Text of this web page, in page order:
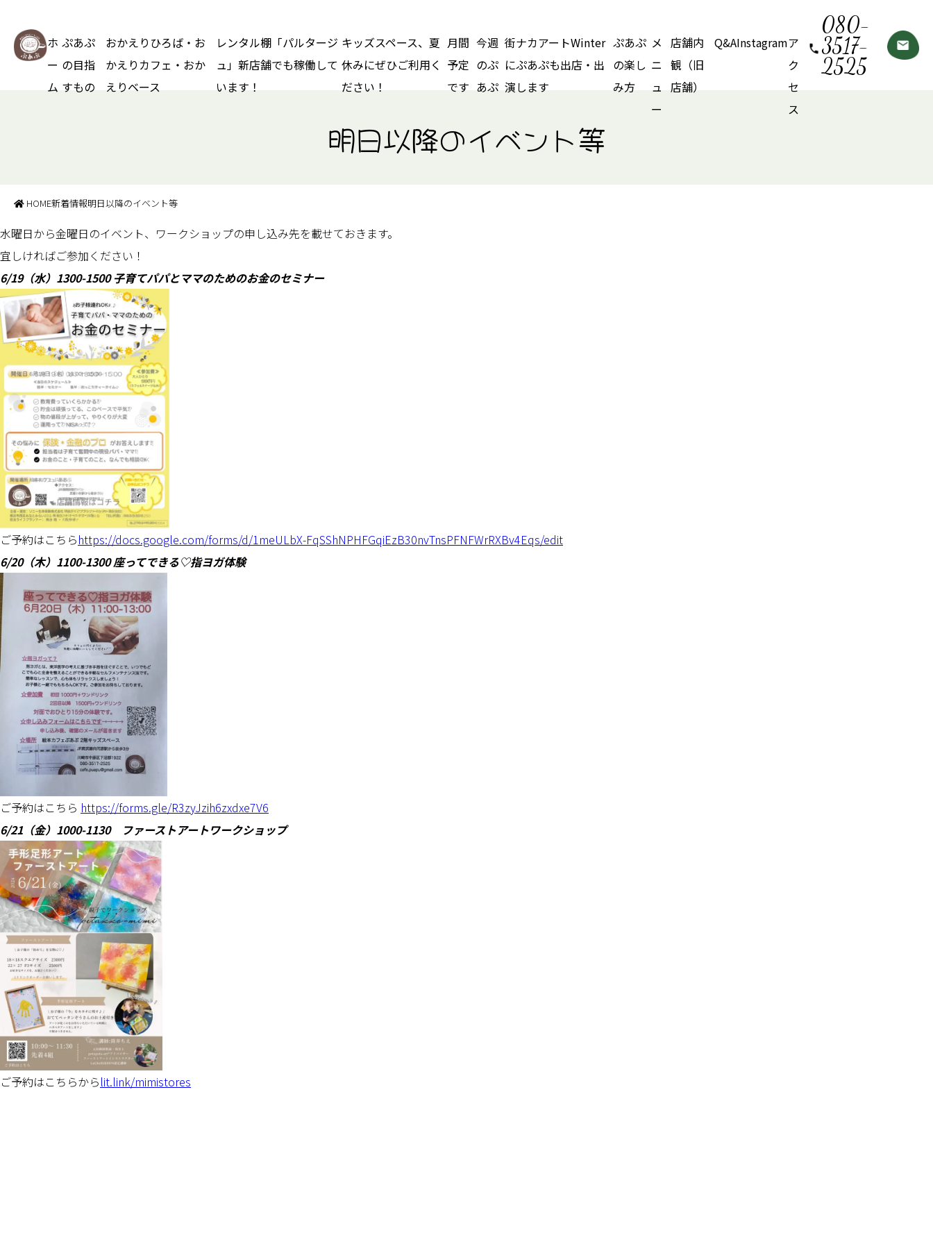
ホ
ー
ム
ぷあぷ
の目指
すもの
おかえりひろば・お
かえりカフェ・おか
えりベース
レンタル棚「パルタージ
ュ」新店舗でも稼働して
います！
キッズスペース、夏
休みにぜひご利用く
ださい！
月間
予定
です
今週
のぷ
あぷ
街ナカアートWinter
にぷあぷも出店・出
演します
ぷあぷ
の楽し
み方
メ
ニ
ュ
ー
店舗内
観（旧
店舗）
Q&AInstagramア
ク
セ
ス
080-
3517-
2525
明日以降のイベント等
HOME新着情報明日以降のイベント等
水曜日から金曜日のイベント、ワークショップの申し込み先を載せておきます。
宜しければご参加ください！
6/19（水）1300-1500 子育てパパとママのためのお金のセミナー
ご予約はこちらhttps://docs.google.com/forms/d/1meULbX-FqSShNPHFGqiEzB30nvTnsPFNFWrRXBv4Eqs/edit
6/20（木）1100-1300 座ってできる♡指ヨガ体験
ご予約はこちら https://forms.gle/R3zyJzih6zxdxe7V6
6/21（金）1000-1130 ファーストアートワークショップ
ご予約はこちらからlit.link/mimistores